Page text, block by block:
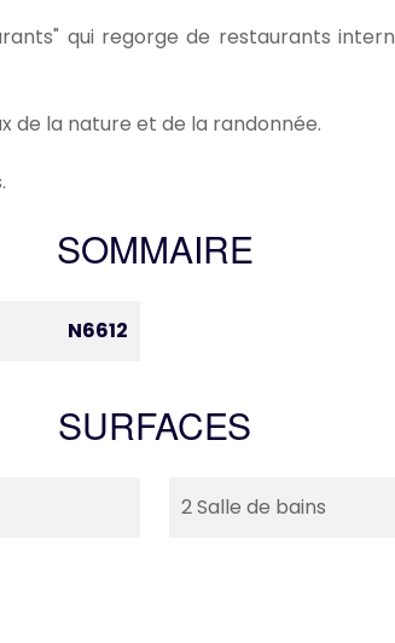
qui regorge de restaurants
de la nature et de la randonnée.
SOMMAIRE
N6612
SURFACES
2 Salle de bains